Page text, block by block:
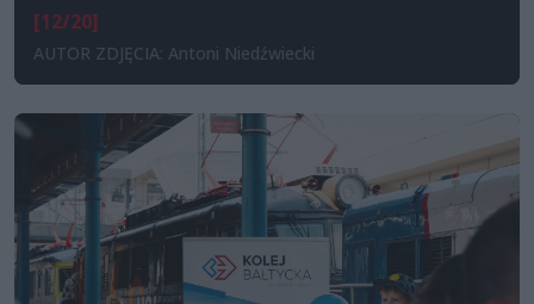
[12/20]
AUTOR ZDJĘCIA: Antoni Niedźwiecki